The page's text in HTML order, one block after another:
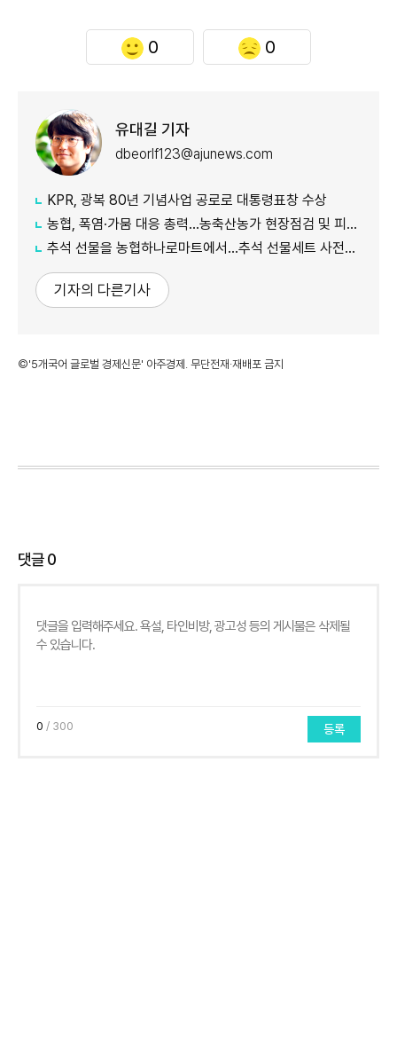
0 0
유대길 기자
dbeorlf123@ajunews.com
KPR, 광복 80년 기념사업 공로로 대통령표창 수상
농협, 폭염·가뭄 대응 총력...농축산농가 현장점검 및 피해 예방 강화
추석 선물을 농협하나로마트에서…추석 선물세트 사전예약 실시
기자의 다른기사
©'5개국어 글로벌 경제신문' 아주경제. 무단전재·재배포 금지
댓글0
0 / 300 등록